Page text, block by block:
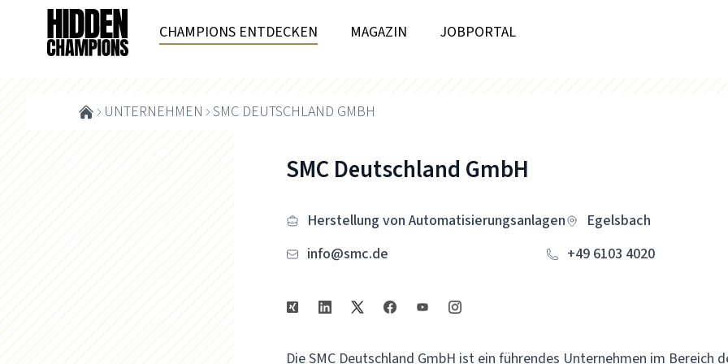
CHAMPIONS ENTDECKEN MAGAZIN JOBPORTAL
UNTERNEHMEN SMC DEUTSCHLAND GMBH
SMC Deutschland GmbH
Herstellung von Automatisierungsanlagen
Egelsbach
info@smc.de
+49 6103 4020
Die SMC Deutschland GmbH ist ein führendes Unternehmen im Bereich